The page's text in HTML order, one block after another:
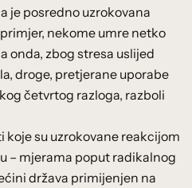
je posredno uzrokovana
nekome umre netko
onda, zbog stresa uslijed
droge, pretjerane uporabe
četvrtog razloga, razboli
koje su uzrokovane reakcijom
– mjerama poput radikalnog
država primijenjen na